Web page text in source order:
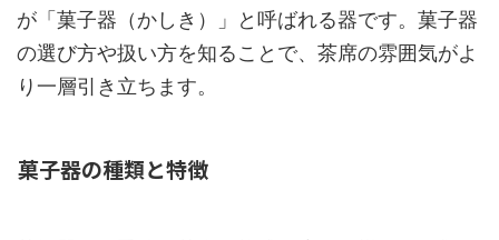
が「菓子器（かしき）」と呼ばれる器です。菓子器
の選び方や扱い方を知ることで、茶席の雰囲気がよ
り一層引き立ちます。
菓子器の種類と特徴